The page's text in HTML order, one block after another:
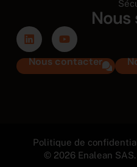
Nous
Nous contacter
Politique de
© 2026 Enalean